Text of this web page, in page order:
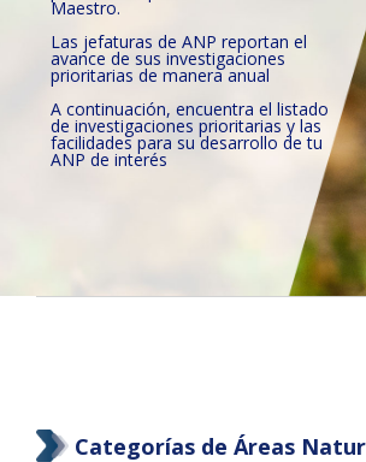
Maestro.
Las jefaturas de ANP reportan el
avance de sus investigaciones
prioritarias de manera anual
A continuación, encuentra el listado
de investigaciones prioritarias y las
facilidades para su desarrollo de tu
ANP de interés
Categorías de Áreas